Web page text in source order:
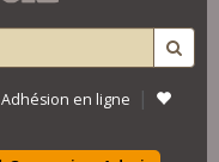
Adhésion en ligne |